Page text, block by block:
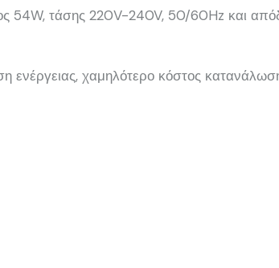
54W, τάσης 220V-240V, 50/60Hz και
ενέργειας, χαμηλότερο κόστος